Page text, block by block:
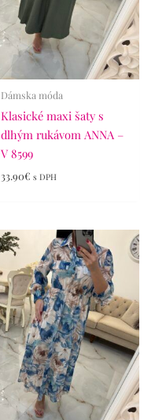
Dámska móda
Klasické maxi šaty s
dlhým rukávom ANNA –
V 8599
33.90€ s DPH